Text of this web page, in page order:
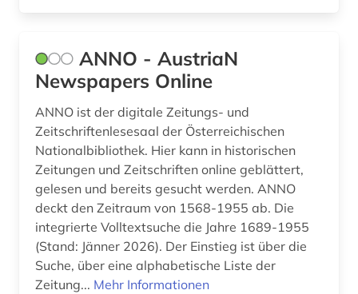
fachportal (1)
fachsprache (1)
fachverband (1)
farbherstellung (1)
fernsehen (1)
film (1)
finnland (1)
ANNO - AustriaN
Newspapers Online
ANNO ist der digitale Zeitungs- und
Zeitschriftenlesesaal der Österreichischen
Nationalbibliothek. Hier kann in historischen
Zeitungen und Zeitschriften online geblättert,
gelesen und bereits gesucht werden. ANNO
deckt den Zeitraum von 1568-1955 ab. Die
integrierte Volltextsuche die Jahre 1689-1955
(Stand: Jänner 2026). Der Einstieg ist über die
Suche, über eine alphabetische Liste der
Zeitung... Mehr Informationen